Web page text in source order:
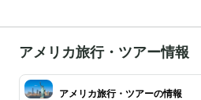
アメリカ旅行・ツアー情報
アメリカ旅行・ツアーの情報